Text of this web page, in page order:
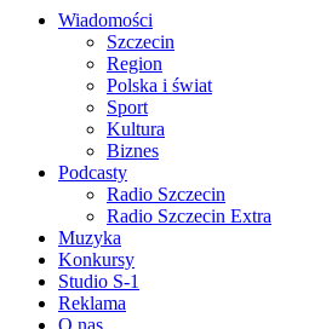
Wiadomości
Szczecin
Region
Polska i świat
Sport
Kultura
Biznes
Podcasty
Radio Szczecin
Radio Szczecin Extra
Muzyka
Konkursy
Studio S-1
Reklama